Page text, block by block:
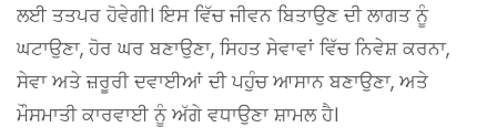
ਲਈ ਤਤਪਰ ਹੋਵੇਗੀ। ਇਸ ਵਿੱਚ ਜੀਵਨ ਬਿਤਾਉਣ ਦੀ ਲਾਗਤ ਨੂੰ
ਘਟਾਉਣਾ, ਹੋਰ ਘਰ ਬਣਾਉਣਾ, ਸਿਹਤ ਸੇਵਾਵਾਂ ਵਿੱਚ ਨਿਵੇਸ਼ ਕਰਨਾ,
ਸੇਵਾ ਅਤੇ ਜ਼ਰੂਰੀ ਦਵਾਈਆਂ ਦੀ ਪਹੁੰਚ ਆਸਾਨ ਬਣਾਉਣਾ, ਅਤੇ
ਮੌਸਮਾਤੀ ਕਾਰਵਾਈ ਨੂੰ ਅੱਗੇ ਵਧਾਉਣਾ ਸ਼ਾਮਲ ਹੈ।